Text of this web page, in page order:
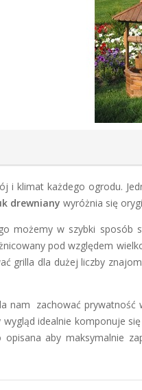
i klimat każdego ogrodu.
drewniany wyróżnia się
możemy w szybki sposób
pod względem
grilla dla dużej liczby
nam zachować prywatność
idealnie komponuje
aby maksymalnie